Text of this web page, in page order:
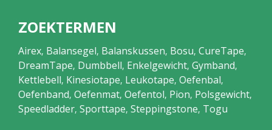
ZOEKTERMEN
Airex, Balansegel, Balanskussen, Bosu, CureTape,
DreamTape, Dumbbell, Enkelgewicht, Gymband,
Kettlebell, Kinesiotape, Leukotape, Oefenbal,
Oefenband, Oefenmat, Oefentol, Pion, Polsgewicht,
Speedladder, Sporttape, Steppingstone, Togu